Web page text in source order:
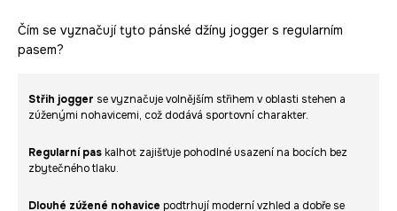
Čím se vyznačují tyto pánské džíny jogger s regularním
pasem?
Střih jogger se vyznačuje volnějším střihem v oblasti stehen a
zúženými nohavicemi, což dodává sportovní charakter.
Regularní pas kalhot zajišťuje pohodlné usazení na bocích bez
zbytečného tlaku.
Dlouhé zúžené nohavice podtrhují moderní vzhled a dobře se